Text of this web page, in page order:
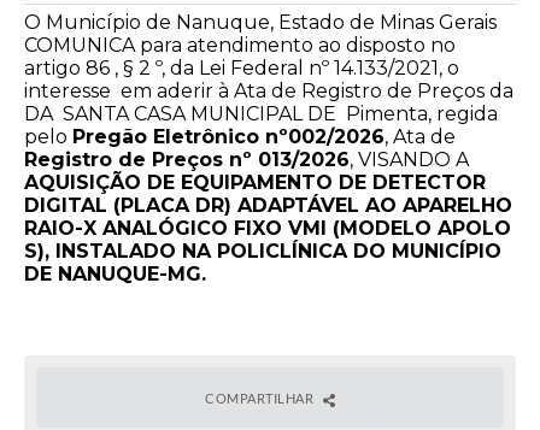
O Município de Nanuque, Estado de Minas Gerais
COMUNICA para atendimento ao disposto no
artigo 86 , § 2 º, da Lei Federal nº 14.133/2021, o
interesse em aderir à Ata de Registro de Preços da
DA SANTA CASA MUNICIPAL DE Pimenta, regida
pelo Pregão Eletrônico nº002/2026, Ata de
Registro de Preços nº 013/2026, VISANDO A
AQUISIÇÃO DE EQUIPAMENTO DE DETECTOR
DIGITAL (PLACA DR) ADAPTÁVEL AO APARELHO
RAIO-X ANALÓGICO FIXO VMI (MODELO APOLO
S), INSTALADO NA POLICLÍNICA DO MUNICÍPIO
DE NANUQUE-MG.
COMPARTILHAR